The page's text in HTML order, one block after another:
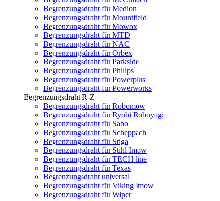
Begrenzungsdraht für Medion
Begrenzungsdraht für Mountfield
Begrenzungsdraht für Mowox
Begrenzungsdraht für MTD
Begrenzungsdraht für NAC
Begrenzungsdraht für Orbex
Begrenzungsdraht für Parkside
Begrenzungsdraht für Philips
Begrenzungsdraht für Powerplus
Begrenzungsdraht für Powerworks
Begrenzungsdraht R-Z
Begrenzungsdraht für Robomow
Begrenzungsdraht für Ryobi Roboyagi
Begrenzungsdraht für Sabo
Begrenzungsdraht für Scheppach
Begrenzungsdraht für Stiga
Begrenzungsdraht für Stihl Imow
Begrenzungsdraht für TECH line
Begrenzungsdraht für Texas
Begrenzungsdraht universal
Begrenzungsdraht für Viking Imow
Begrenzungsdraht für Wiper